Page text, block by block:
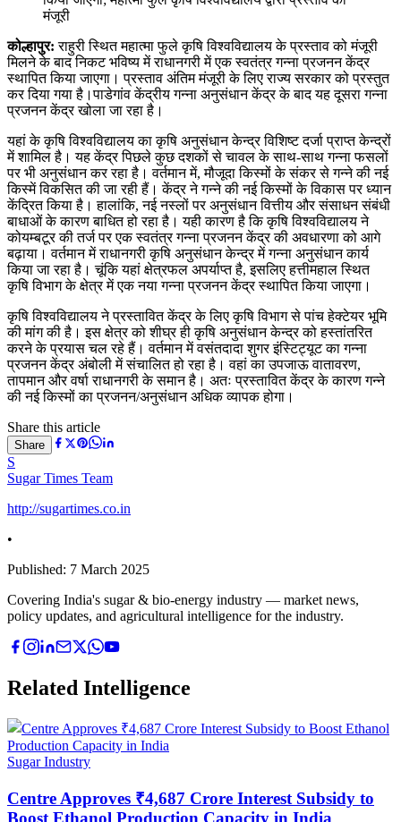
कोल्हापुर: राहुरी स्थित महात्मा फुले कृषि विश्वविद्यालय के प्रस्ताव को मंजूरी
मिलने के बाद निकट भविष्य में राधानगरी में एक स्वतंत्र गन्ना प्रजनन केंद्र
स्थापित किया जाएगा। प्रस्ताव अंतिम मंजूरी के लिए राज्य सरकार को प्रस्तुत
कर दिया गया है।पाडेगांव केंद्रीय गन्ना अनुसंधान केंद्र के बाद यह दूसरा गन्ना
प्रजनन केंद्र खोला जा रहा है।
यहां के कृषि विश्वविद्यालय का कृषि अनुसंधान केन्द्र विशिष्ट दर्जा प्राप्त केन्द्रों
में शामिल है। यह केंद्र पिछले कुछ दशकों से चावल के साथ-साथ गन्ना फसलों
पर भी अनुसंधान कर रहा है। वर्तमान में, मौजूदा किस्मों के संकर से गन्ने की नई
किस्में विकसित की जा रही हैं। केंद्र ने गन्ने की नई किस्मों के विकास पर ध्यान
केंद्रित किया है। हालांकि, नई नस्लों पर अनुसंधान वित्तीय और संसाधन संबंधी
बाधाओं के कारण बाधित हो रहा है। यही कारण है कि कृषि विश्वविद्यालय ने
कोयम्बटूर की तर्ज पर एक स्वतंत्र गन्ना प्रजनन केंद्र की अवधारणा को आगे
बढ़ाया। वर्तमान में राधानगरी कृषि अनुसंधान केन्द्र में गन्ना अनुसंधान कार्य
किया जा रहा है। चूंकि यहां क्षेत्रफल अपर्याप्त है, इसलिए हत्तीमहाल स्थित
कृषि विभाग के क्षेत्र में एक नया गन्ना प्रजनन केंद्र स्थापित किया जाएगा।
कृषि विश्वविद्यालय ने प्रस्तावित केंद्र के लिए कृषि विभाग से पांच हेक्टेयर भूमि
की मांग की है। इस क्षेत्र को शीघ्र ही कृषि अनुसंधान केन्द्र को हस्तांतरित
करने के प्रयास चल रहे हैं। वर्तमान में वसंतदादा शुगर इंस्टिट्यूट का गन्ना
प्रजनन केंद्र अंबोली में संचालित हो रहा है। वहां का उपजाऊ वातावरण,
तापमान और वर्षा राधानगरी के समान है। अतः प्रस्तावित केंद्र के कारण गन्ने
की नई किस्मों का प्रजनन/अनुसंधान अधिक व्यापक होगा।
Share this article
Share
S
Sugar Times Team
http://sugartimes.co.in
•
Published: 7 March 2025
Covering India's sugar & bio-energy industry — market news,
policy updates, and agricultural intelligence for the industry.
Related Intelligence
Sugar Industry
Centre Approves ₹4,687 Crore Interest Subsidy to